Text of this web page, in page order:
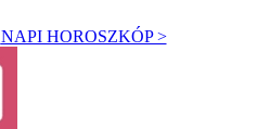
NAPI HOROSZKÓP >